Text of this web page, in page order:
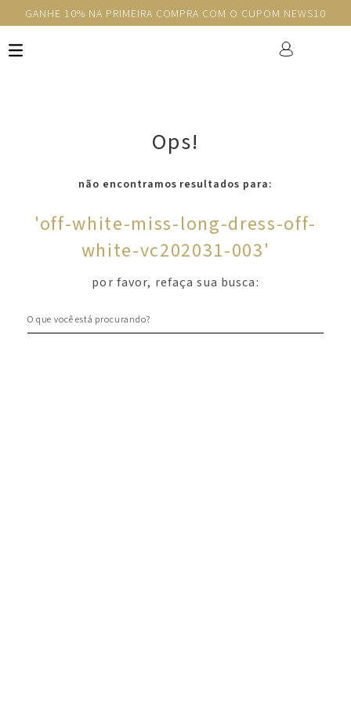
GANHE 10% NA PRIMEIRA COMPRA COM O CUPOM NEWS10
Ops!
não encontramos resultados para:
'off-white-miss-long-dress-off-
white-vc202031-003'
por favor, refaça sua busca: